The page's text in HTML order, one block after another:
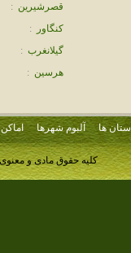
قصرشيرين :
كنگاور :
گيلانغرب :
هرسين :
استان ها آلبوم شهرها
کلیه حقوق مادی و